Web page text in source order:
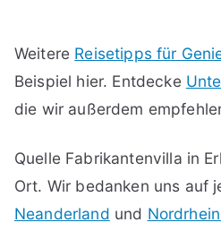
Weitere Reisetipps für
Beispiel hier. Entdecke
die wir außerdem
Quelle Fabrikantenvilla in
Ort. Wir bedanken uns auf
Neanderland und